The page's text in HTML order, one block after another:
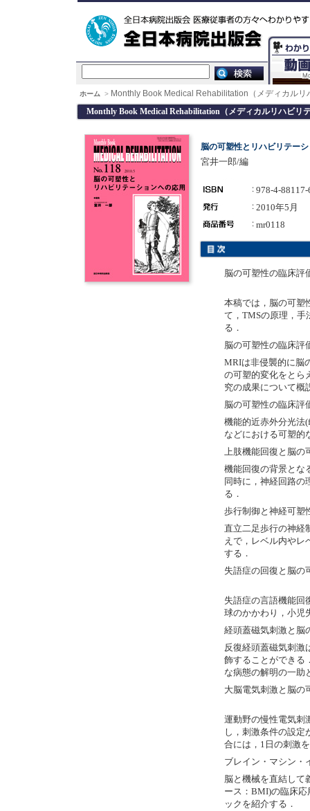
ホーム > Monthly Book Medical Rehabilitation（メディカルリ
Monthly Book Medical Rehabilitation（メディカルリハビリ
脳の可塑性とリハビリテー
宮井一郎/編
978-4-
2010年5月
mr0118
脳の可塑性の臨床評
本稿では，脳の可塑
て，TMSの原理，手
る．
脳の可塑性の臨床評
MRIは非侵襲的に脳
の可塑的変化をとら
究の成果について概
脳の可塑性の臨床評
機能的近赤外分光法
などにおける可塑的
上肢機能回復と脳の
機能回復の背景とな
同時に，神経回路の
る．
歩行制御と神経可塑
直立二足歩行の神経
えで，レベル内やレ
する．
失語症の回復と脳の
失語症の言語機能回
球のかかわり，小児
経頭蓋磁気刺激と脳
反復経頭蓋磁気刺激
飾することができる
な病態の解明の一助
大脳電気刺激と脳の
運動野の慢性電気刺
し，刺激条件の設定
合には，1日の刺激
ブレイン・マシン・
脳と機械を直結して
ース：BMI)の臨床
ックを紹介する．